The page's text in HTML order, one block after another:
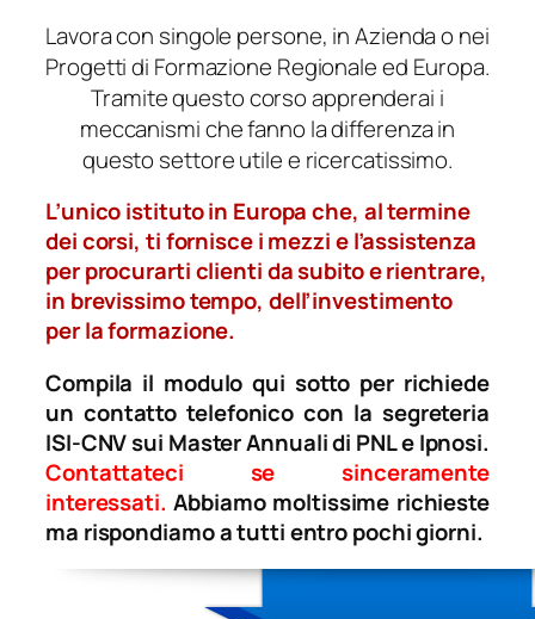
Lavora con singole persone, in Azienda o nei
Progetti di Formazione Regionale ed Europa.
Tramite questo corso apprenderai i
meccanismi che fanno la differenza in
questo settore utile e ricercatissimo.
L’unico istituto in Europa che, al termine
dei corsi, ti fornisce i mezzi e l’assistenza
per procurarti clienti da subito e rientrare,
in brevissimo tempo, dell’investimento
per la formazione.
Compila il modulo qui sotto per richiede
un contatto telefonico con la segreteria
ISI-CNV sui Master Annuali di PNL e Ipnosi.
Contattateci se sinceramente
interessati. Abbiamo moltissime richieste
ma rispondiamo a tutti entro pochi giorni.